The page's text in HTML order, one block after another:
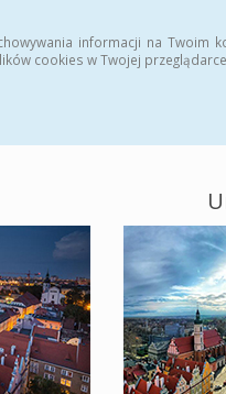
informacji na Twoim
cookies w Twojej